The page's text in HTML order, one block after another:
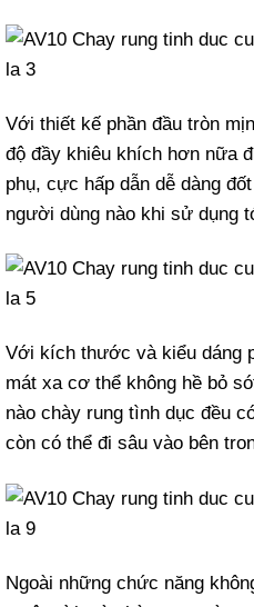
Với thiết kế phần đầu tròn
độ đầy khiêu khích hơn nữa
phụ, cực hấp dẫn dễ dàng
người dùng nào khi sử dụng
Với kích thước và kiểu dáng
mát xa cơ thể không hề bỏ
nào chày rung tình dục đều
còn có thể đi sâu vào bên
Ngoài những chức năng